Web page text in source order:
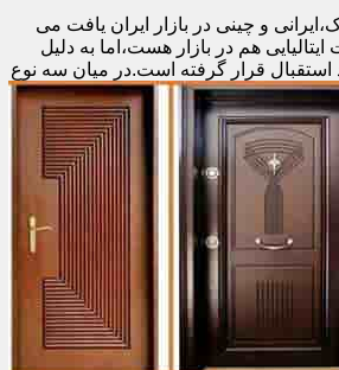
و چینی در بازار ایران یافت می
هم در بازار هست،اما به دلیل
قرار گرفته است.در میان سه نوع